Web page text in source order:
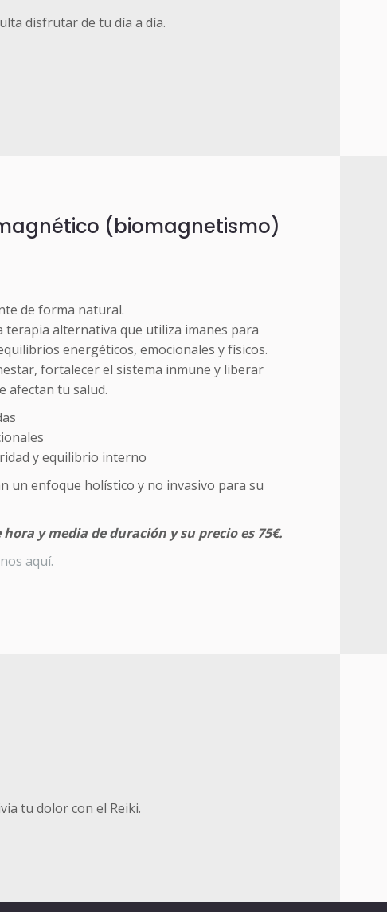
disfrutar de tu día a día.
(biomagnetismo)
de forma natural.
terapia alternativa que utiliza imanes para
energéticos, emocionales y físicos.
fortalecer el sistema inmune y liberar
afectan tu salud.
y equilibrio interno
un enfoque holístico y no invasivo para su
y media de duración y su precio es 75€.
aquí.
tu dolor con el Reiki.